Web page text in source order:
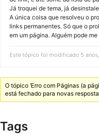
Já troquei de tema, já
A única coisa que resolveu o
links permanentes. Só que o
em um página. Alguém pode me
Este tópico foi modificado 5
O tópico ‘Erro com Páginas (a
está fechado para novas
Tags